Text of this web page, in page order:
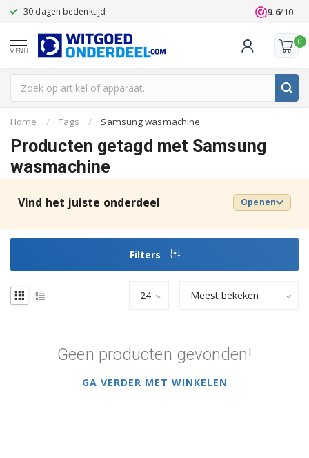
30 dagen bedenktijd Klanten
9.6/10
MENU
0
Home / Tags / Samsung wasmachine
Producten getagd met Samsung
wasmachine
Vind het juiste onderdeel Openen
Filters
Geen producten gevonden!
GA VERDER MET WINKELEN